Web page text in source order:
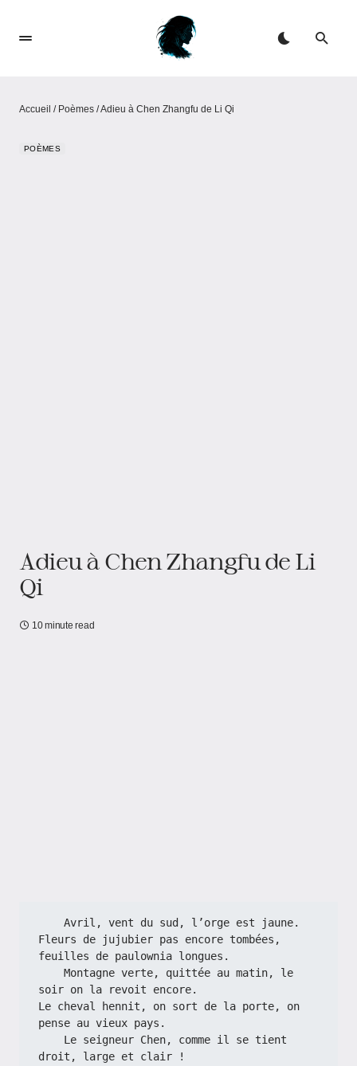
Accueil / Poèmes /Adieu à Chen Zhangfu de Li Qi
POÈMES
Adieu à Chen Zhangfu de Li
Qi
10 minute read
    Avril, vent du sud, l’orge est jaune.
Fleurs de jujubier pas encore tombées,
feuilles de paulownia longues.
soir on la revoit encore.
Le cheval hennit, on sort de la porte, on
pense au vieux pays.
droit, large et clair !